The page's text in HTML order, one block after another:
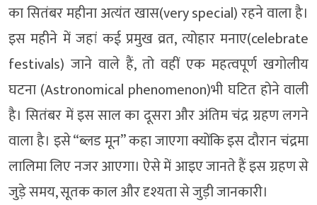
का सितंबर महीना अत्यंत खास(very special) रहने वाला है।
इस महीने में जहां कई प्रमुख व्रत, त्योहार मनाए(celebrate
festivals) जाने वाले हैं, तो वहीं एक महत्वपूर्ण खगोलीय
घटना (Astronomical phenomenon)भी घटित होने वाली
है। सितंबर में इस साल का दूसरा और अंतिम चंद्र ग्रहण लगने
वाला है। इसे “ब्लड मून” कहा जाएगा क्योंकि इस दौरान चंद्रमा
लालिमा लिए नजर आएगा। ऐसे में आइए जानते हैं इस ग्रहण से
जुड़े समय, सूतक काल और दृश्यता से जुड़ी जानकारी।